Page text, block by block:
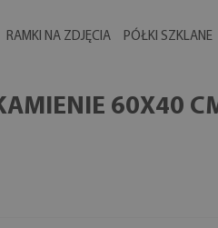
RAMKI NA ZDJĘCIA PÓŁKI SZKLANE
60X40